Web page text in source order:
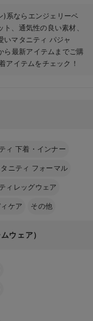
系ならエンジェリーベ
、通気性の良い素材、
いマタニティ パジャ
最新アイテムまでご購
アイテムをチェック！
ィ 下着・インナー
ニティ フォーマル
ィレッグウェア
ケア その他
ウェア）